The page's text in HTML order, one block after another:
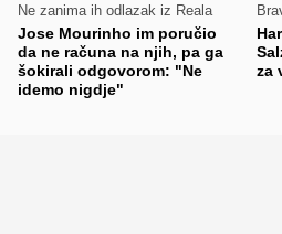
Ne zanima ih odlazak iz Reala
Jose Mourinho im poručio
da ne računa na njih, pa ga
šokirali odgovorom: "Ne
idemo nigdje"
za